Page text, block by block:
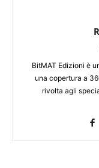
BitMAT Edizioni è
una copertura a
rivolta agli